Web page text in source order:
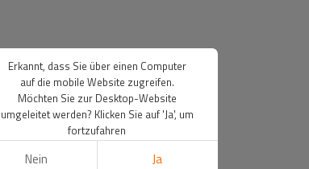
Erkannt, dass Sie über einen Computer
auf die mobile Website zugreifen.
Möchten Sie zur Desktop-Website
umgeleitet werden? Klicken Sie auf 'Ja', um
fortzufahren
Nein Ja